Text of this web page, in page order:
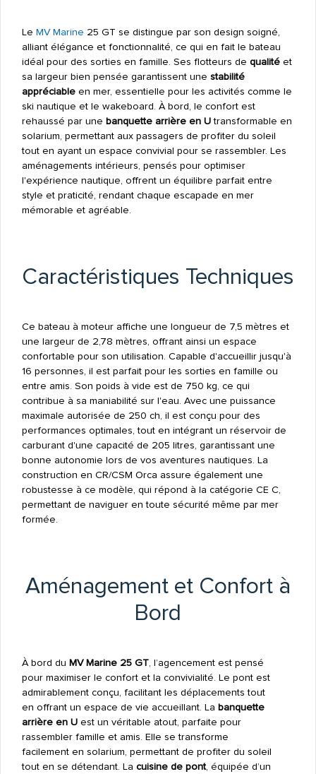
Le MV Marine 25 GT se distingue par son design soigné,
alliant élégance et fonctionnalité, ce qui en fait le bateau
idéal pour des sorties en famille. Ses flotteurs de qualitéet
sa largeur bien pensée garantissent une stabilité
appréciableen mer, essentielle pour les activités comme le
ski nautique et le wakeboard. À bord, le confort est
rehaussé par une banquette arrière en Utransformable en
solarium, permettant aux passagers de profiter du soleil
tout en ayant un espace convivial pour se rassembler. Les
aménagements intérieurs, pensés pour optimiser
l'expérience nautique, offrent un équilibre parfait entre
style et praticité, rendant chaque escapade en mer
mémorable et agréable.
Caractéristiques Techniques
Ce bateau à moteur affiche une longueur de 7,5 mètres et
une largeur de 2,78 mètres, offrant ainsi un espace
confortable pour son utilisation. Capable d'accueillir jusqu'à
16 personnes, il est parfait pour les sorties en famille ou
entre amis. Son poids à vide est de 750 kg, ce qui
contribue à sa maniabilité sur l'eau. Avec une puissance
maximale autorisée de 250 ch, il est conçu pour des
performances optimales, tout en intégrant un réservoir de
carburant d'une capacité de 205 litres, garantissant une
bonne autonomie lors de vos aventures nautiques. La
construction en CR/CSM Orca assure également une
robustesse à ce modèle, qui répond à la catégorie CE C,
permettant de naviguer en toute sécurité même par mer
formée.
Aménagement et Confort à
Bord
À bord du MV Marine 25 GT, l’agencement est pensé
pour maximiser le confort et la convivialité. Le pont est
admirablement conçu, facilitant les déplacements tout
en offrant un espace de vie accueillant. La banquette
arrière en Uest un véritable atout, parfaite pour
rassembler famille et amis. Elle se transforme
facilement en solarium, permettant de profiter du soleil
tout en se détendant. La cuisine de pont, équipée d’un